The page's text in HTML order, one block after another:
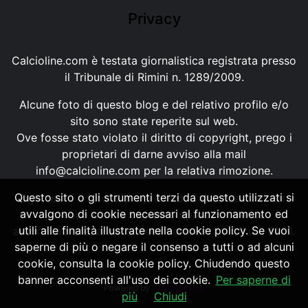
Privacy
Calcioline.com è testata giornalistica registrata presso
il Tribunale di Rimini n. 1289/2009.
Alcune foto di questo blog e del relativo profilo e/o
sito sono state reperite sul web.
Ove fosse stato violato il diritto di copyright, prego i
proprietari di darne avviso alla mail
info@calcioline.com per la relativa rimozione.
Ogni testo e foto di proprietà di Calcioline.com non
possono essere copiati o riprodotti, senza
autorizzazione, ai sensi della normativa n.29 del 2001.
Powered by SpheraHouse
Questo sito o gli strumenti terzi da questo utilizzati si
avvalgono di cookie necessari al funzionamento ed
utili alle finalità illustrate nella cookie policy. Se vuoi
saperne di più o negare il consenso a tutti o ad alcuni
cookie, consulta la cookie policy. Chiudendo questo
banner acconsenti all'uso dei cookie. Per saperne di
più
Chiudi